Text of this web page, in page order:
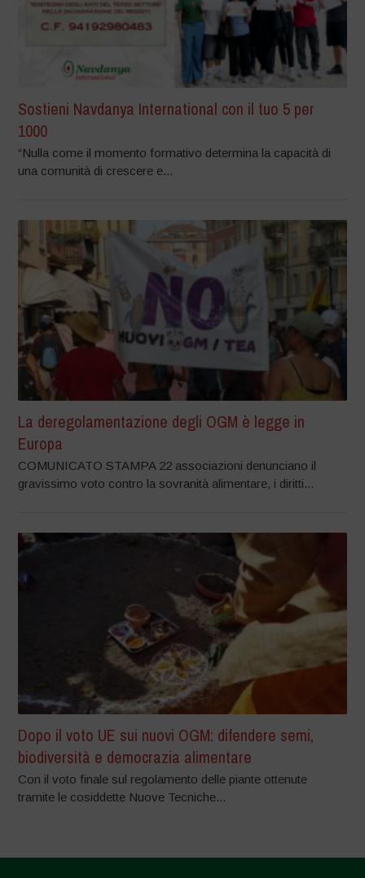
Sostieni Navdanya International con il tuo 5 per
1000
“Nulla come il momento formativo determina la capacità di
una comunità di crescere e...
La deregolamentazione degli OGM è legge in
Europa
COMUNICATO STAMPA 22 associazioni denunciano il
gravissimo voto contro la sovranità alimentare, i diritti...
Dopo il voto UE sui nuovi OGM: difendere semi,
biodiversità e democrazia alimentare
Con il voto finale sul regolamento delle piante ottenute
tramite le cosiddette Nuove Tecniche...